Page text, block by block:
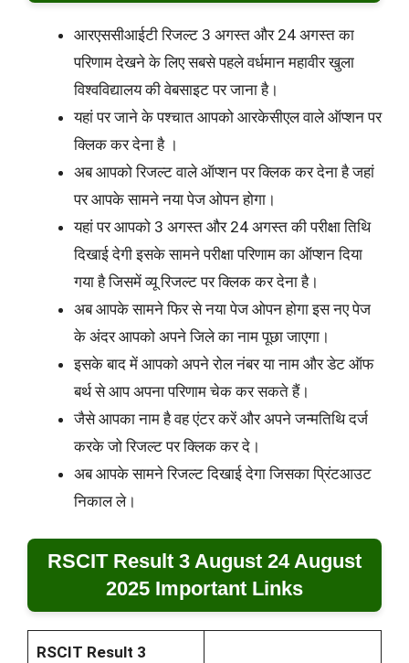
आरएससीआईटी रिजल्ट 3 अगस्त और 24 अगस्त का
परिणाम देखने के लिए सबसे पहले वर्धमान महावीर खुला
विश्वविद्यालय की वेबसाइट पर जाना है।
यहां पर जाने के पश्चात आपको आरकेसीएल वाले ऑप्शन पर
क्लिक कर देना है ।
अब आपको रिजल्ट वाले ऑप्शन पर क्लिक कर देना है जहां
पर आपके सामने नया पेज ओपन होगा।
यहां पर आपको 3 अगस्त और 24 अगस्त की परीक्षा तिथि
दिखाई देगी इसके सामने परीक्षा परिणाम का ऑप्शन दिया
गया है जिसमें व्यू रिजल्ट पर क्लिक कर देना है।
अब आपके सामने फिर से नया पेज ओपन होगा इस नए पेज
के अंदर आपको अपने जिले का नाम पूछा जाएगा।
इसके बाद में आपको अपने रोल नंबर या नाम और डेट ऑफ
बर्थ से आप अपना परिणाम चेक कर सकते हैं।
जैसे आपका नाम है वह एंटर करें और अपने जन्मतिथि दर्ज
करके जो रिजल्ट पर क्लिक कर दे।
अब आपके सामने रिजल्ट दिखाई देगा जिसका प्रिंटआउट
निकाल ले।
RSCIT Result 3 August 24 August
2025 Important Links
RSCIT Result 3